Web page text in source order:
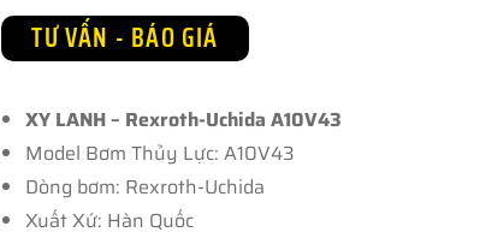
TƯ VẤN - BÁO GIÁ
XY LANH – Rexroth-Uchida A10V43
Model Bơm Thủy Lực: A10V43
Dòng bơm: Rexroth-Uchida
Xuất Xứ: Hàn Quốc